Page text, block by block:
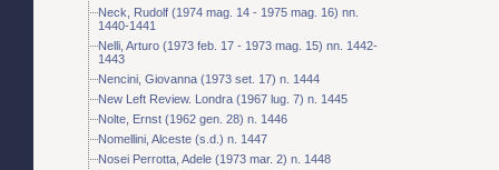
Neck, Rudolf (1974 mag. 14 - 1975 mag. 16) nn.
1440-1441
Nelli, Arturo (1973 feb. 17 - 1973 mag. 15) nn. 1442-
1443
Nencini, Giovanna (1973 set. 17) n. 1444
New Left Review. Londra (1967 lug. 7) n. 1445
Nolte, Ernst (1962 gen. 28) n. 1446
Nomellini, Alceste (s.d.) n. 1447
Nosei Perrotta, Adele (1973 mar. 2) n. 1448